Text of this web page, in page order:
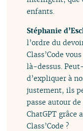
enfants.
Stéphanie
l’ordre du
Class’Code
là-dessus.
d’expliquer à
justement, ils
passe autour
ChatGPT grâce
Class’Code ?